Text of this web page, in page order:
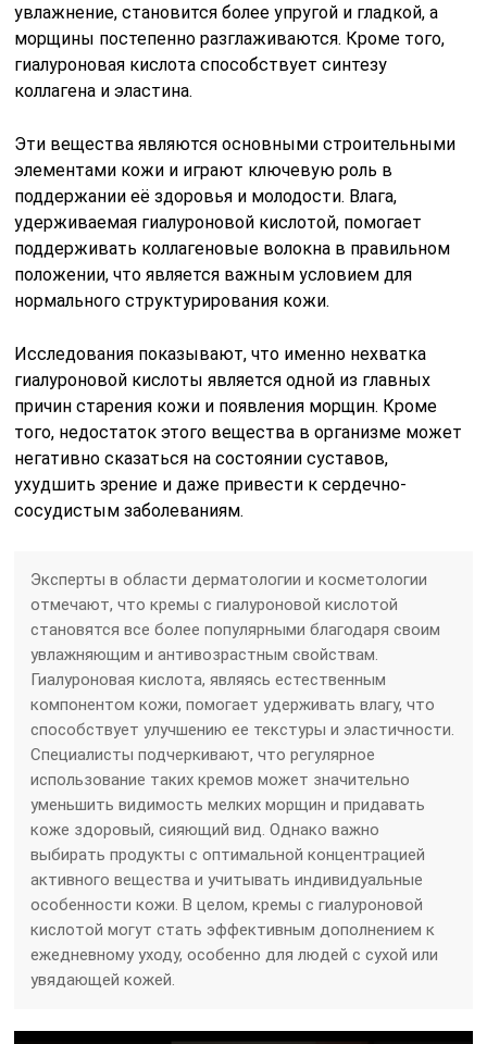
увлажнение, становится более упругой и гладкой, а
морщины постепенно разглаживаются. Кроме того,
гиалуроновая кислота способствует синтезу
коллагена и эластина.
Эти вещества являются основными строительными
элементами кожи и играют ключевую роль в
поддержании её здоровья и молодости. Влага,
удерживаемая гиалуроновой кислотой, помогает
поддерживать коллагеновые волокна в правильном
положении, что является важным условием для
нормального структурирования кожи.
Исследования показывают, что именно нехватка
гиалуроновой кислоты является одной из главных
причин старения кожи и появления морщин. Кроме
того, недостаток этого вещества в организме может
негативно сказаться на состоянии суставов,
ухудшить зрение и даже привести к сердечно-
сосудистым заболеваниям.
Эксперты в области дерматологии и косметологии
отмечают, что кремы с гиалуроновой кислотой
становятся все более популярными благодаря своим
увлажняющим и антивозрастным свойствам.
Гиалуроновая кислота, являясь естественным
компонентом кожи, помогает удерживать влагу, что
способствует улучшению ее текстуры и эластичности.
Специалисты подчеркивают, что регулярное
использование таких кремов может значительно
уменьшить видимость мелких морщин и придавать
коже здоровый, сияющий вид. Однако важно
выбирать продукты с оптимальной концентрацией
активного вещества и учитывать индивидуальные
особенности кожи. В целом, кремы с гиалуроновой
кислотой могут стать эффективным дополнением к
ежедневному уходу, особенно для людей с сухой или
увядающей кожей.